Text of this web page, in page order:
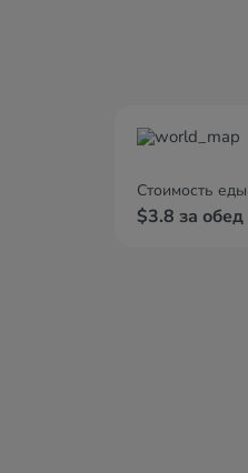
Стоимость еды
$3.8 за обед